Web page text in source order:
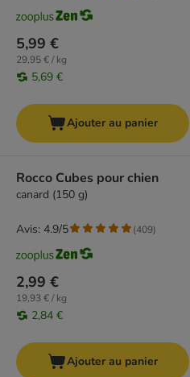
5,99 €
29,95 € / kg
5,69 €
Ajouter au panier
Rocco Cubes pour chien
canard (150 g)
2,99 €
19,93 € / kg
2,84 €
Avis: 4.9/5 (409)
Ajouter au panier